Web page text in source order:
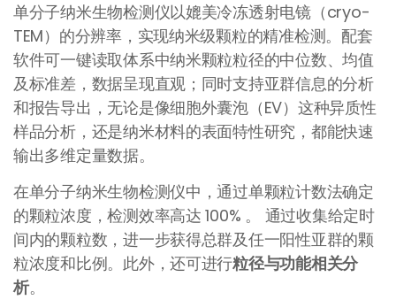
单分子纳米生物检测仪以媲美冷冻透射电镜（cryo-
TEM）的分辨率，实现纳米级颗粒的精准检测。配套
软件可一键读取体系中纳米颗粒粒径的中位数、均值
及标准差，数据呈现直观；同时支持亚群信息的分析
和报告导出，无论是像细胞外囊泡（EV）这种异质性
样品分析，还是纳米材料的表面特性研究，都能快速
输出多维定量数据。
在单分子纳米生物检测仪中，通过单颗粒计数法确定
的颗粒浓度，检测效率高达 100% 。 通过收集给定时
间内的颗粒数，进一步获得总群及任一阳性亚群的颗
粒浓度和比例。此外，还可进行粒径与功能相关分
析。